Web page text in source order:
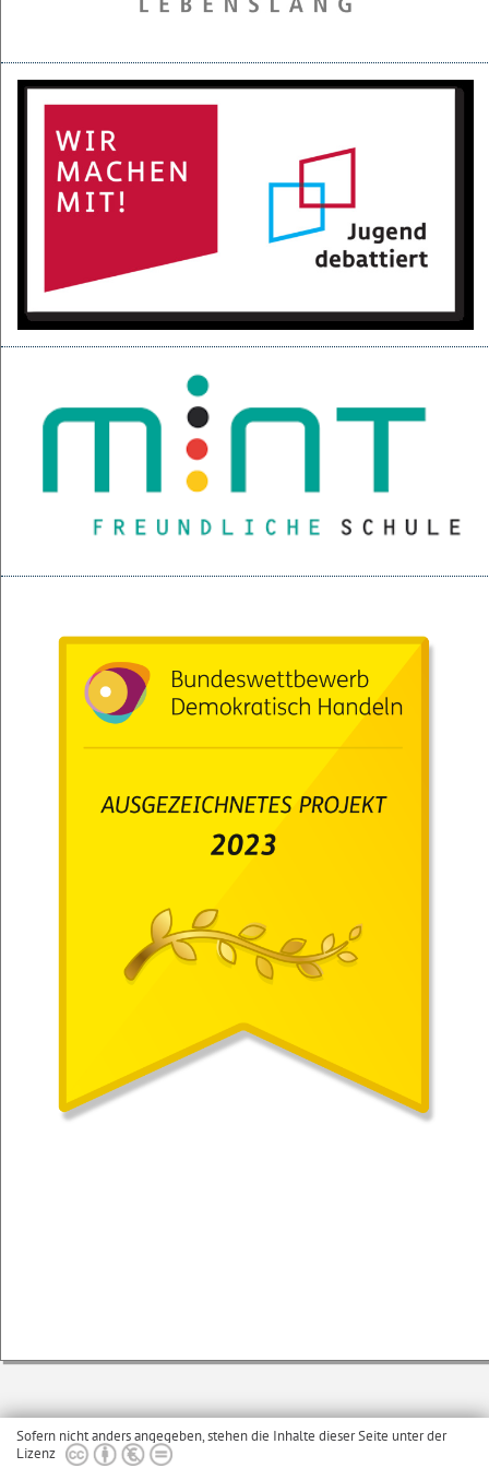
Projektpräsentation der 6d für den BGC
16.05.2025
Kurzfilme über den Izmir-Austausch im Kino
22.04.2025
KI-Fortbildung der Lehrerschaft
Null-Tage-Feier und Ferien!
Sofern nicht anders angegeben, stehen die Inhalte dieser Seite unter der
Lizenz